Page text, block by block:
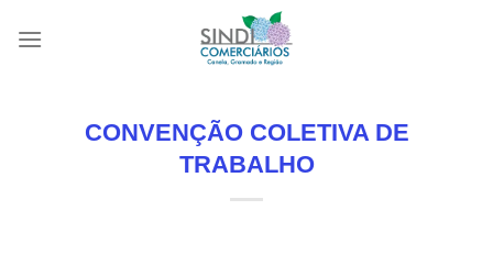
CONVENÇÃO COLETIVA DE
TRABALHO